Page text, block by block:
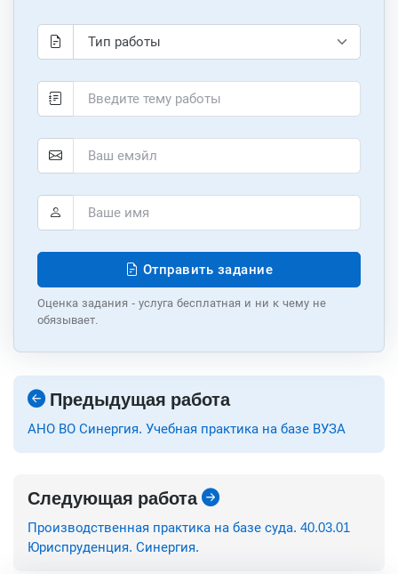
Отправить задание
Оценка задания - услуга бесплатная и ни к чему не
обязывает.
Предыдущая работа
АНО ВО Синергия. Учебная практика на базе ВУЗА
Следующая работа
Производственная практика на базе суда. 40.03.01
Юриспруденция. Синергия.